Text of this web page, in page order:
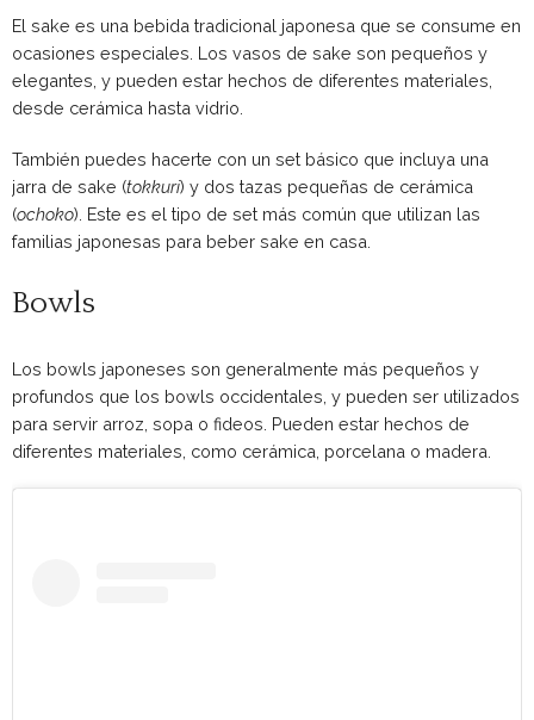
El sake es una bebida tradicional japonesa que se consume en
ocasiones especiales. Los vasos de sake son pequeños y
elegantes, y pueden estar hechos de diferentes materiales,
desde cerámica hasta vidrio.
También puedes hacerte con un set básico que incluya una
jarra de sake (tokkuri) y dos tazas pequeñas de cerámica
(ochoko). Este es el tipo de set más común que utilizan las
familias japonesas para beber sake en casa.
Bowls
Los bowls japoneses son generalmente más pequeños y
profundos que los bowls occidentales, y pueden ser utilizados
para servir arroz, sopa o fideos. Pueden estar hechos de
diferentes materiales, como cerámica, porcelana o madera.